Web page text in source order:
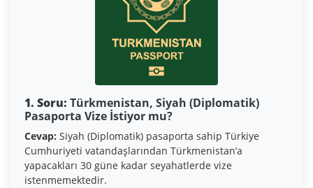
1. Soru: Türkmenistan, Siyah (Diplomatik)
Pasaporta Vize İstiyor mu?
Cevap: Siyah (Diplomatik) pasaporta sahip Türkiye
Cumhuriyeti vatandaşlarından Türkmenistan’a
yapacakları 30 güne kadar seyahatlerde vize
istenmemektedir.